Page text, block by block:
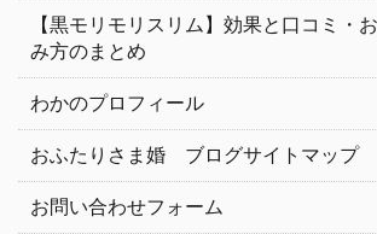
【黒モリモリスリム】効果と口コミ・
み方のまとめ
わかのプロフィール
おふたりさま婚 ブログサイトマップ
お問い合わせフォーム